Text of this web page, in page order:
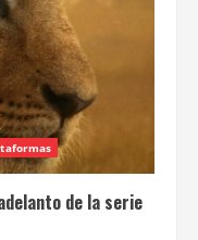
de la serie